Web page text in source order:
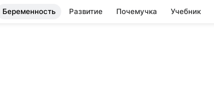
Беременность Развитие Почемучка Учебник